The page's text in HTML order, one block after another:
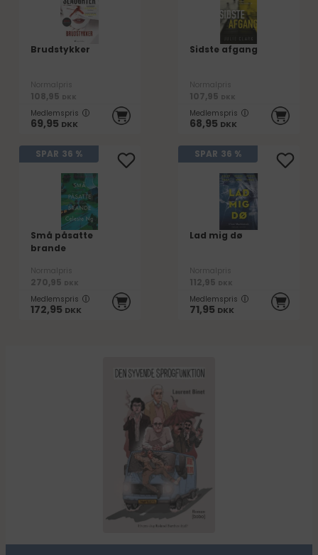
Brudstykker
Normalpris
108,95 DKK
Medlemspris
69,95 DKK
Sidste afgang
Normalpris
107,95 DKK
Medlemspris
68,95 DKK
SPAR 36 %
Små påsatte
brande
Normalpris
270,95 DKK
Medlemspris
172,95 DKK
SPAR 36 %
Lad mig dø
Normalpris
112,95 DKK
Medlemspris
71,95 DKK